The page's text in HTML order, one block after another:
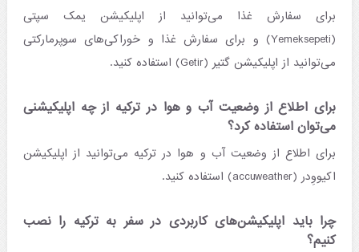
برای سفارش غذا می‌توانید از اپلیکیشن یمک سپتی
(Yemeksepeti) و برای سفارش غذا و خوراکی‌های سوپرمارکتی
می‌توانید از اپلیکیشن گتیر (Getir) استفاده کنید.
برای اطلاع از وضعیت آب و هوا در ترکیه از چه اپلیکیشنی
می‌توان استفاده کرد؟
برای اطلاع از وضعیت آب و هوا در ترکیه می‌توانید از اپلیکیشن
اکیووِدر (accuweather) استفاده کنید.
چرا باید اپلیکیشن‌های کاربردی در سفر به ترکیه را نصب
کنیم؟